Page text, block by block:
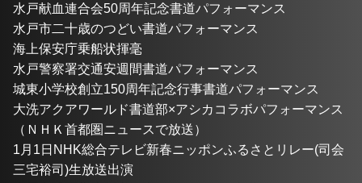
水戸献血連合会50周年記念書道パフォーマンス
水戸市二十歳のつどい書道パフォーマンス
海上保安庁乗船状揮毫
水戸警察署交通安週間書道パフォーマンス
城東小学校創立150周年記念行事書道パフォーマンス
大洗アクアワールド書道部×アシカコラボパフォーマンス
（ＮＨＫ首都圏ニュースで放送）
1月1日NHK総合テレビ新春ニッポンふるさとリレー(司会
三宅裕司)生放送出演